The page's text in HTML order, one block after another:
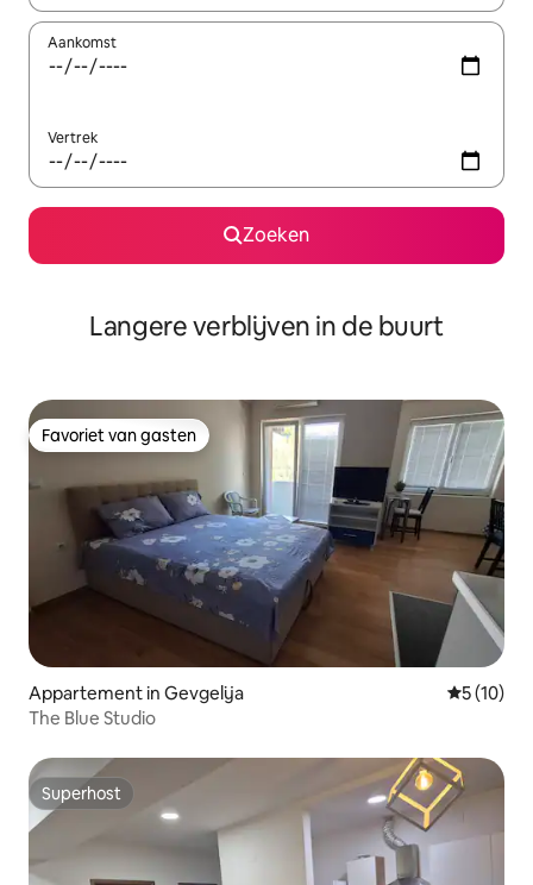
Aankomst
Vertrek
Zoeken
Langere verblijven in de buurt
Favoriet van gasten
Favoriet van gasten
Appartement in Gevgelija
5 (10)
The Blue Studio
Superhost
Superhost